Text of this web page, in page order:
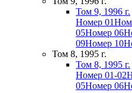
Том 9, 1996 г.
Номер 01
05Номер 06
09Номер 10
Том 8, 1995 г.
Том 8, 1995 г.
Номер 01-02
05Номер 06